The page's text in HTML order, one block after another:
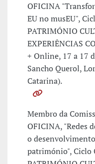
OFICINA
EU no musEU",
PATRIMÓNIO
EXPERIÊNCIAS
+ Online, 17 a 17
Sancho Querol,
Catarina).
Membro da
OFICINA, "Redes
o
património", Ciclo